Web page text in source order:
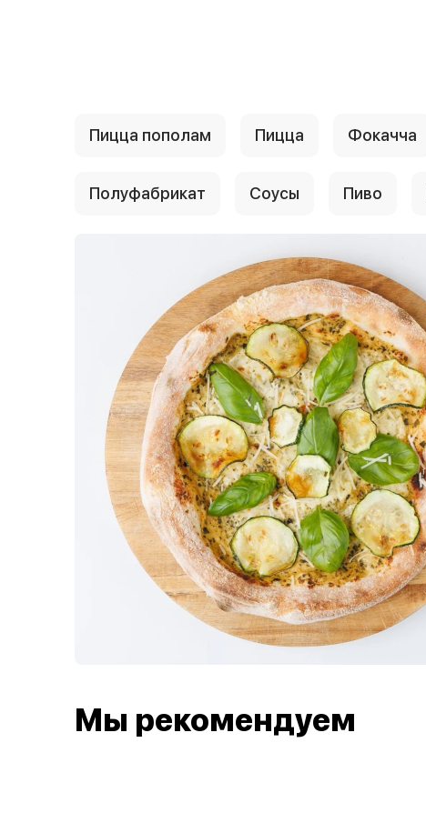
Пицца пополам Пицца Фокачча
Полуфабрикат Соусы Пиво
Мы рекомендуем